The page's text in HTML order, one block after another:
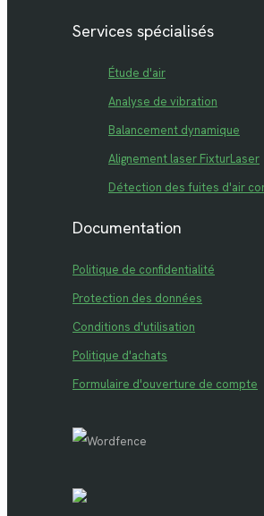
Services spécialisés
Étude d'air
Analyse de vibration
Balancement dynamique
Alignement laser FixturLaser
Détection des fuites d'air
Documentation
Politique de confidentialité
Protection des données
Conditions d'utilisation
Politique d'achats
Formulaire d'ouverture de compte